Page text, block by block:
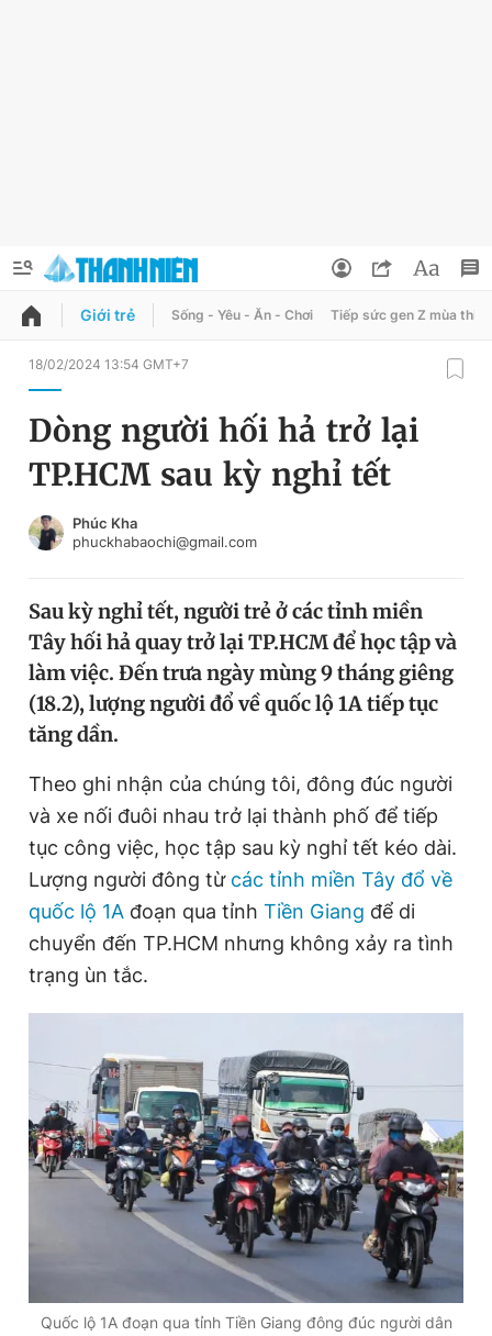
QUẢNG CÁO
Chuyên mục
Chuyên mục khác
Tin thị trường Tin 360
Video Magazine
Sản phẩm khác
Tiện ích Bạn cần biết
Thông tin tòa soạn Liên hệ quảng cáo
Đọc Thanh Niên trên điện thoại
Theo dõi báo trên
Liên hệ quảng cáo
0908 780 404
Đổi mật khẩu
Tin đã lưu
Tin đã xem
Đăng xuất
Giới trẻ Sống - Yêu - Ăn - Chơi Tiếp sức gen Z mùa thi
18/02/2024 13:54 GMT+7
Dòng người hối hả trở lại
TP.HCM sau kỳ nghỉ tết
Phúc Kha
phuckhabaochi@gmail.com
Sau kỳ nghỉ tết, người trẻ ở các tỉnh miền
Tây hối hả quay trở lại TP.HCM để học tập và
làm việc. Đến trưa ngày mùng 9 tháng giêng
(18.2), lượng người đổ về quốc lộ 1A tiếp tục
tăng dần.
Theo ghi nhận của chúng tôi, đông đúc người
và xe nối đuôi nhau trở lại thành phố để tiếp
tục công việc, học tập sau kỳ nghỉ tết kéo dài.
Lượng người đông từcác tỉnh miền Tây đổ về
quốc lộ 1A đoạn qua tỉnh Tiền Giang để di
chuyển đến TP.HCM nhưng không xảy ra tình
trạng ùn tắc.
Quốc lộ 1A đoạn qua tỉnh Tiền Giang đông đúc người dân